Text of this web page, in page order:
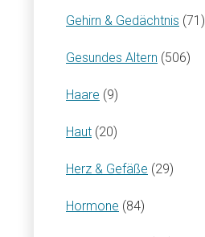
Gehirn & Gedächtnis (71)
Gesundes Altern (506)
Haare (9)
Haut (20)
Herz & Gefäße (29)
Hormone (84)